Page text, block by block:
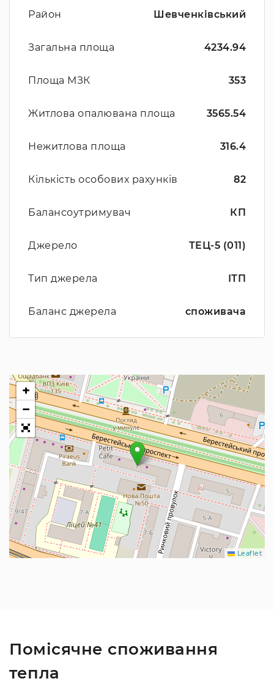
Район Шевченківський
Загальна площа 4234.94
Площа МЗК 353
Житлова опалювана площа 3565.54
Нежитлова площа 316.4
Кількість особових рахунків 82
Балансоутримувач КП
Джерело ТЕЦ-5 (011)
Тип джерела ІТП
Баланс джерела споживача
+
−
Leaflet
Помісячне споживання
тепла